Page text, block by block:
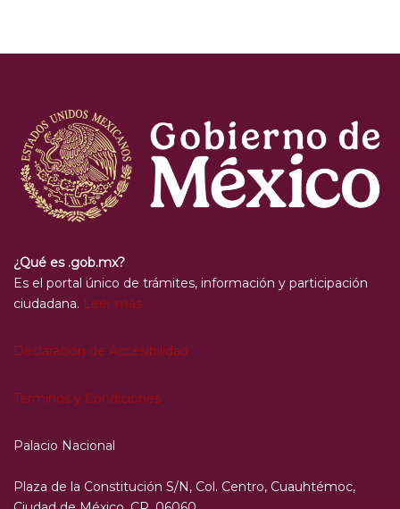
¿Qué es .gob.mx?
Es el portal único de trámites, información y participación
ciudadana. Leer más
Declaración de Accesibilidad
Términos y Condiciones
Palacio Nacional
Plaza de la Constitución S/N, Col. Centro, Cuauhtémoc,